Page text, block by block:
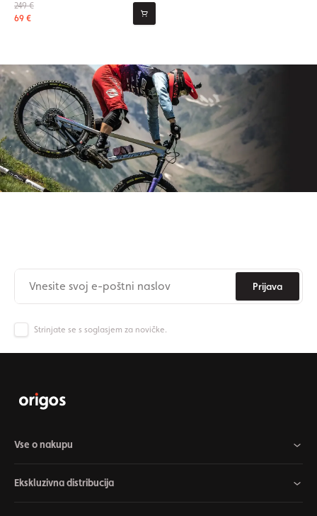
249 €
69 €
Prijava
Strinjate se s soglasjem za novičke.
Vse o nakupu
Ekskluzivna distribucija